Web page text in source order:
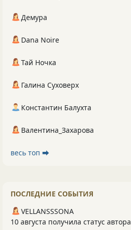
Демура
Dana Noire
Тай Ночка
Галина Суховерх
Константин Балухта
Валентина_Захарова
весь топ ⮕
ПОСЛЕДНИЕ СОБЫТИЯ
VELLANSSSONA
10 августа получила статус автора